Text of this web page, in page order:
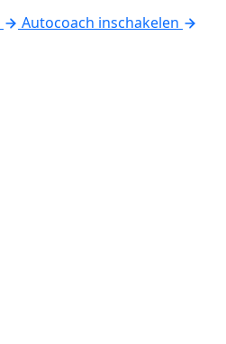
Autocoach inschakelen